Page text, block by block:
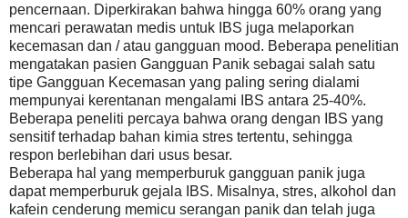
pencernaan. Diperkirakan bahwa hingga 60% orang yang
mencari perawatan medis untuk IBS juga melaporkan
kecemasan dan / atau gangguan mood. Beberapa penelitian
mengatakan pasien Gangguan Panik sebagai salah satu
tipe Gangguan Kecemasan yang paling sering dialami
mempunyai kerentanan mengalami IBS antara 25-40%.
Beberapa peneliti percaya bahwa orang dengan IBS yang
sensitif terhadap bahan kimia stres tertentu, sehingga
respon berlebihan dari usus besar.
Beberapa hal yang memperburuk gangguan panik juga
dapat memperburuk gejala IBS. Misalnya, stres, alkohol dan
kafein cenderung memicu serangan panik dan telah juga